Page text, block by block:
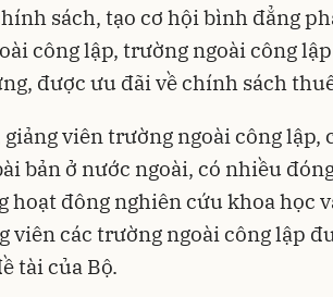
sách, tạo cơ hội bình đẳng
công lập, trường ngoài công
được ưu đãi về chính sách
giảng viên trường ngoài công lập,
bản ở nước ngoài, có nhiều
hoạt đông nghiên cứu khoa học
viên các trường ngoài công lập
tài của Bộ.